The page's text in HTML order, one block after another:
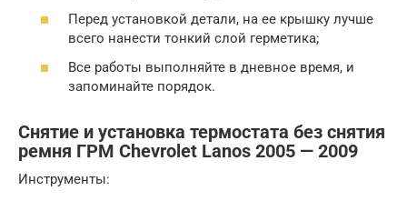
Перед установкой детали, на ее крышку лучше
всего нанести тонкий слой герметика;
Все работы выполняйте в дневное время, и
запоминайте порядок.
Снятие и установка термостата без снятия
ремня ГРМ Chevrolet Lanos 2005 — 2009
Инструменты: